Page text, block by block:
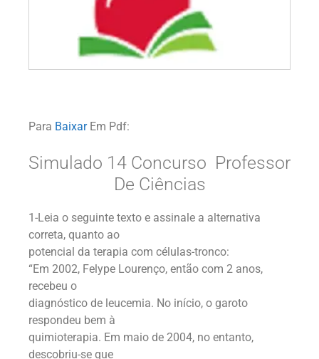
Para BaixarEm Pdf:
Simulado 14 Concurso Professor
De Ciências
1-Leia o seguinte texto e assinale a alternativa
correta, quanto ao
potencial da terapia com células-tronco:
“Em 2002, Felype Lourenço, então com 2 anos,
recebeu o
diagnóstico de leucemia. No início, o garoto
respondeu bem à
quimioterapia. Em maio de 2004, no entanto,
descobriu-se que